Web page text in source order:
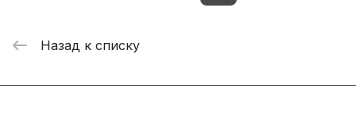
Назад к списку